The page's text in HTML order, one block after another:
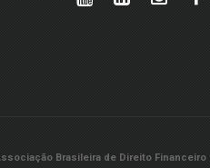
Brasileira de Direito Financeiro |